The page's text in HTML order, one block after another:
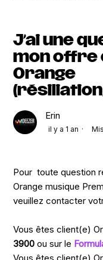
J’ai une
mon offre
Orange
Erin
il y a 1 an
Pour toute question
Orange musique
veuillez contacter
Vous êtes client(e)
3900 ou sur le